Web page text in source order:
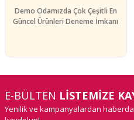
Demo Odamızda Çok Çeşitli En
Güncel Ürünleri Deneme İmkanı
E-BÜLTEN LİSTEMİZE
Yenilik ve kampanyalardan